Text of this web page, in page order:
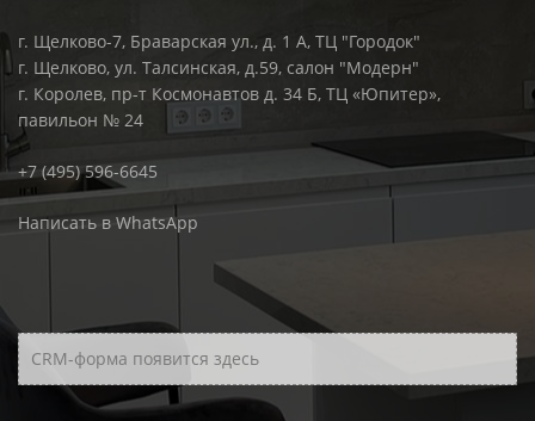
г. Щелково-7, Браварская ул., д. 1 А, ТЦ "Городок"
г. Щелково, ул. Талсинская, д.59, салон "Модерн"
г. Королев, пр-т Космонавтов д. 34 Б, ТЦ «Юпитер»,
павильон № 24
+7 (495) 596-6645
Написать в WhatsApp
CRM-форма появится здесь